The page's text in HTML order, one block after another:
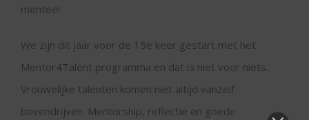
mentee!
We zijn dit jaar voor de 15e keer gestart met het
Mentor4Talent programma en dat is niet voor niets.
Vrouwelijke talenten komen niet altijd vanzelf
bovendrijven. Mentorship, reflectie en goede